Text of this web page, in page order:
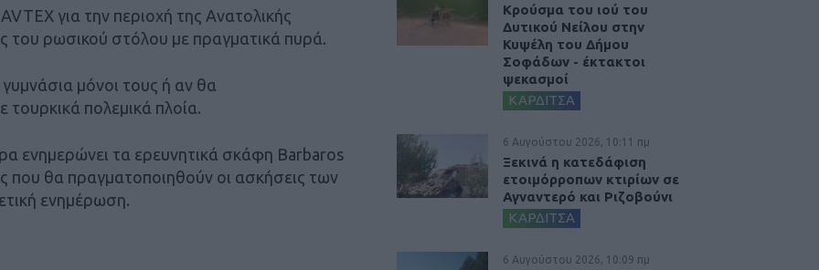
για την περιοχή της Ανατολικής
του ρωσικού στόλου με πραγματικά πυρά.
μόνοι τους ή αν θα
τουρκικά πολεμικά πλοία.
ενημερώνει τα ερευνητικά σκάφη Barbaros
που θα πραγματοποιηθούν οι ασκήσεις των
ενημέρωση.
Κρούσμα του ιού του
Δυτικού Νείλου στην
Κυψέλη του Δήμου
Σοφάδων - έκτακτοι
ψεκασμοί
ΚΑΡΔΙΤΣΑ
6 Αυγούστου 2026, 10:11 πμ
Ξεκινά η κατεδάφιση
ετοιμόρροπων κτιρίων σε
Αγναντερό και Ριζοβούνι
ΚΑΡΔΙΤΣΑ
6 Αυγούστου 2026, 10:09 πμ